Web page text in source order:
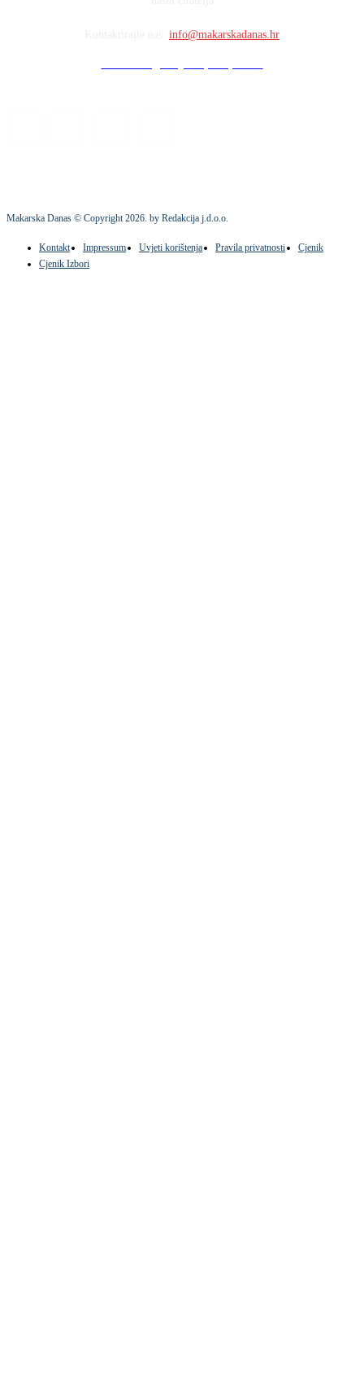
info@makarskadanas.hr
Makarska Danas © Copyright2026. by Redakcija j.d.o.o.
Kontakt Impressum Uvjeti korištenja Pravila privatnosti
Cjenik
Cjenik Izbori